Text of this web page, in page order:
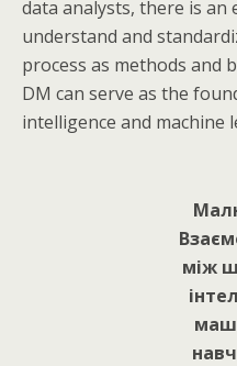
data analysts, there is
understand and
process as methods and
DM can serve as the
intelligence and machine
між